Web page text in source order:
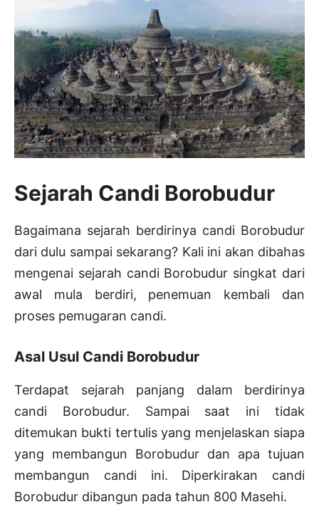
Sejarah Candi Borobudur
Bagaimana sejarah berdirinya candi Borobudur
dari dulu sampai sekarang? Kali ini akan dibahas
mengenai sejarah candi Borobudur singkat dari
awal mula berdiri, penemuan kembali dan
proses pemugaran candi.
Asal Usul Candi Borobudur
Terdapat sejarah panjang dalam berdirinya
candi Borobudur. Sampai saat ini tidak
ditemukan bukti tertulis yang menjelaskan siapa
yang membangun Borobudur dan apa tujuan
membangun candi ini. Diperkirakan candi
Borobudur dibangun pada tahun 800 Masehi.